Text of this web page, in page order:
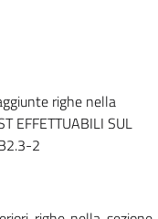
righe nella
EFFETTUABILI SUL
2